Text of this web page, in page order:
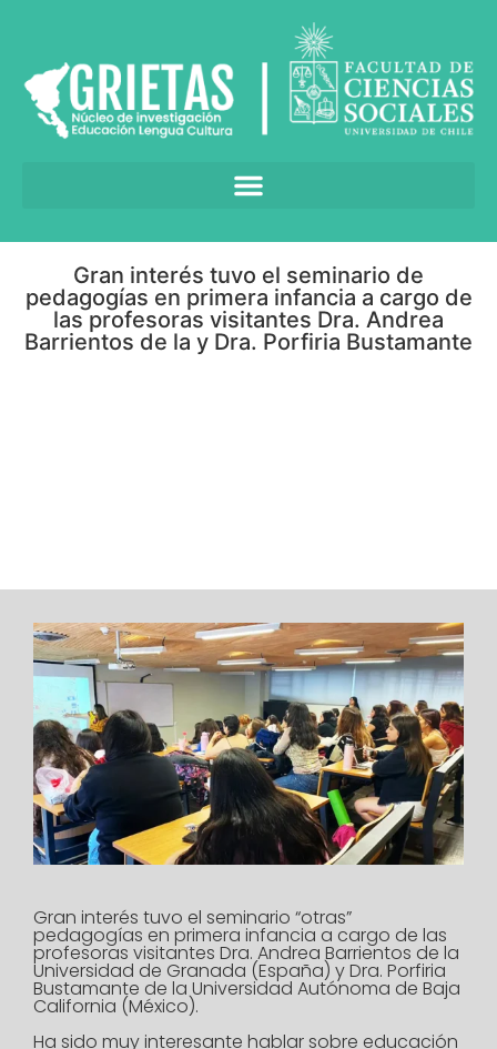
Gran interés tuvo el seminario de
pedagogías en primera infancia a cargo de
las profesoras visitantes Dra. Andrea
Barrientos de la y Dra. Porfiria Bustamante
Gran interés tuvo el seminario “otras”
pedagogías en primera infancia a cargo de las
profesoras visitantes Dra. Andrea Barrientos de la
Universidad de Granada (España) y Dra. Porfiria
Bustamante de la Universidad Autónoma de Baja
California (México).
Ha sido muy interesante hablar sobre educación